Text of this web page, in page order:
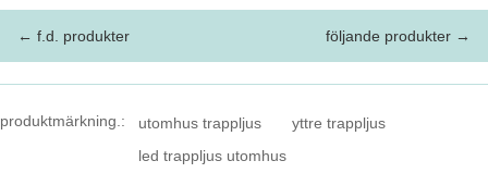
← f.d. produkter följande produkter →
produktmärkning.: utomhus trappljus
yttre trappljus
led trappljus utomhus